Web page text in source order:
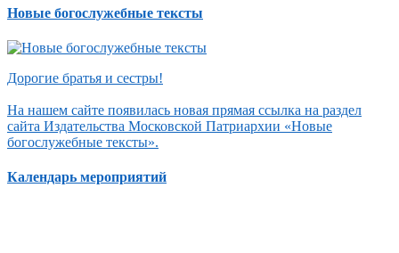
Новые богослужебные тексты
Дорогие братья и сестры!
На нашем сайте появилась новая прямая ссылка на раздел
сайта Издательства Московской Патриархии «Новые
богослужебные тексты».
Календарь мероприятий